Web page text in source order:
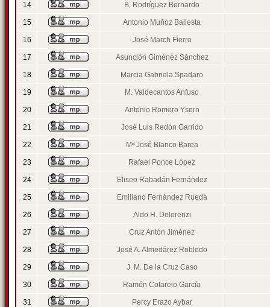
14 B. Rodríguez Bernardo
15 Antonio Muñoz Ballesta
16 José March Fierro
17 Asunción Giménez Sánchez
18 Marcia Gabriela Spadaro
19 M. Valdecantos Anfuso
20 Antonio Romero Ysern
21 José Luis Redón Garrido
22 Mª José Blanco Barea
23 Rafael Ponce López
24 Eliseo Rabadán Fernández
25 Emiliano Fernández Rueda
26 Aldo H. Delorenzi
27 Cruz Antón Jiménez
28 José A. Almedárez Robledo
29 J. M. De la Cruz Caso
30 Ramón Cotarelo García
31 Percy Erazo Aybar